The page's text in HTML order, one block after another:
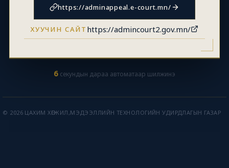
https://adminappeal.e-court.mn/
ХУУЧИН САЙТ https://admincourt2.gov.mn/
6 секундын дараа автоматаар шилжинэ
© 2026 ЦАХИМ ХӨГЖИЛ,МЭДЭЭЛЛИЙН ТЕХНОЛОГИЙН УДИРДЛАГЫН ГАЗАР